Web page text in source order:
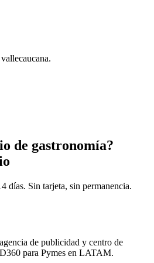
de gastronomía?
días. Sin tarjeta, sin permanencia.
de publicidad y centro de
para Pymes en LATAM.